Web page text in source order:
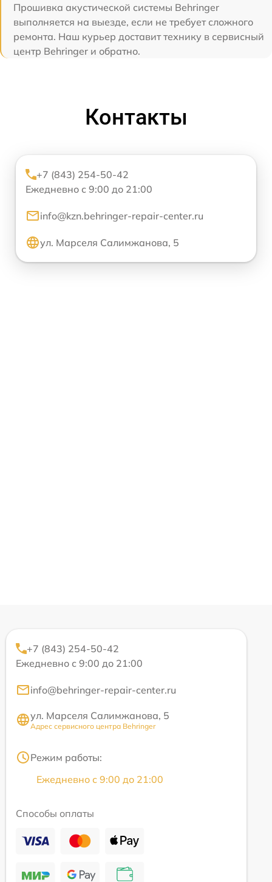
Прошивка акустической системы Behringer
выполняется на выезде, если не требует сложного
ремонта. Наш курьер доставит технику в сервисный
центр Behringer и обратно.
Контакты
+7 (843) 254-50-42
Ежедневно с 9:00 до 21:00
info@kzn.behringer-repair-center.ru
ул. Марселя Салимжанова, 5
+7 (843) 254-50-42
Ежедневно с 9:00 до 21:00
info@behringer-repair-center.ru
ул. Марселя Салимжанова, 5
Адрес сервисного центра Behringer
Режим работы:
Ежедневно с 9:00 до 21:00
Способы оплаты